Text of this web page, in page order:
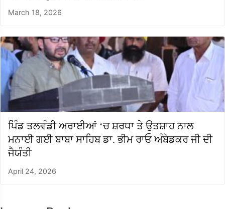
March 18, 2026
ਪਿੰਡ ਤਲਵੰਡੀ ਅਰਾਈਆਂ ‘ਚ ਸ਼ਰਧਾ ਤੇ ਉਤਸ਼ਾਹ ਨਾਲ
ਮਨਾਈ ਗਈ ਬਾਬਾ ਸਾਹਿਬ ਡਾ. ਭੀਮ ਰਾਓ ਅੰਬੇਡਕਰ ਜੀ ਦੀ
ਜੈਯੰਤੀ
April 24, 2026